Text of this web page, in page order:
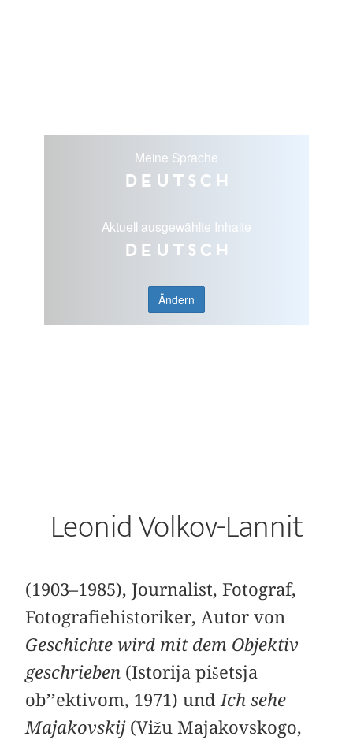
Meine Sprache
Deutsch
Aktuell ausgewählte Inhalte
Deutsch
Ändern
Leonid Volkov-Lannit
(1903–1985), Journalist, Fotograf,
Fotografiehistoriker, Autor von
Geschichte wird mit dem Objektiv
geschrieben (Istorija pišetsja
ob’’ektivom, 1971) und Ich sehe
Majakovskij(Vižu Majakovskogo,